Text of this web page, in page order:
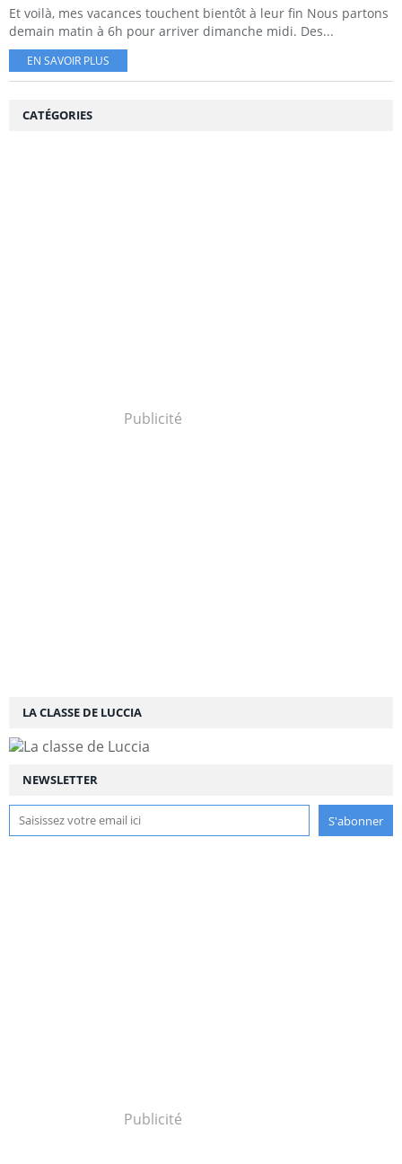
Et voilà, mes vacances touchent bientôt à leur fin Nous partons
demain matin à 6h pour arriver dimanche midi. Des...
EN SAVOIR PLUS
Publicité
NEWSLETTER
LA CLASSE DE LUCCIA
Publicité
CATÉGORIES